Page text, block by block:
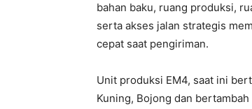
bahan baku, ruang produksi,
serta akses jalan strategis
cepat saat pengiriman.
Unit produksi EM4, saat ini
Kuning, Bojong dan